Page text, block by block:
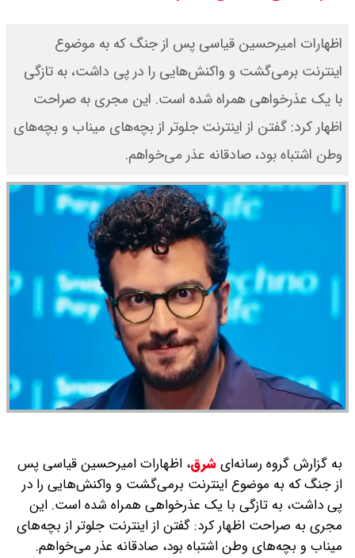
۱۴۰۵ اعلام شد
قیمت طلا ۲۴ عیار امروز شنبه ۱۷ مرداد
۱۴۰۵ اعلام شد/ جهش قیمت طلا
اظهارات امیرحسین قیاسی پس از جنگ که به موضوع
اینترنت برمی‌گشت و واکنش‌هایی را در پی داشت، به تازگی
با یک عذرخواهی همراه شده است. این مجری به صراحت
اظهار کرد: گفتن از اینترنت جلوتر از بچه‌های میناب و بچه‌های
وطن اشتباه بود، صادقانه عذر می‌خواهم.
به گزارش گروه رسانه‌ایشرق، اظهارات امیرحسین قیاسی پس
از جنگ که به موضوع اینترنت برمی‌گشت و واکنش‌هایی را در
پی داشت، به تازگی با یک عذرخواهی همراه شده است. این
مجری به صراحت اظهار کرد: گفتن از اینترنت جلوتر از بچه‌های
میناب و بچه‌های وطن اشتباه بود، صادقانه عذر می‌خواهم.